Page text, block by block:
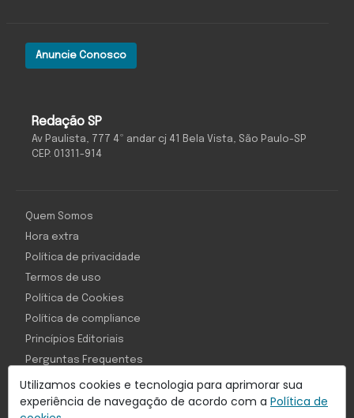
Utilizamos cookies e tecnologia para aprimorar sua
experiência de navegação de acordo com a Política de
Redação SP
Av Paulista, 777 4º andar cj 41 Bela Vista, São Paulo-SP
CEP: 01311-914
Anuncie Conosco
Quem Somos
Hora extra
Política de privacidade
Termos de uso
Política de Cookies
Política de compliance
Princípios Editoriais
Perguntas Frequentes